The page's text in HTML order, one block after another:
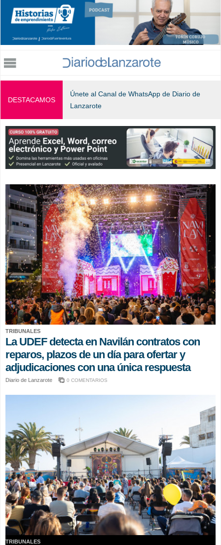
Jump to navigation
DESTACAMOS
Únete al Canal de WhatsApp de Diario de
Lanzarote
TRIBUNALES
La UDEF detecta en Navilán contratos con
reparos, plazos de un día para ofertar y
adjudicaciones con una única respuesta
Diario de Lanzarote 0 COMENTARIOS
TRIBUNALES